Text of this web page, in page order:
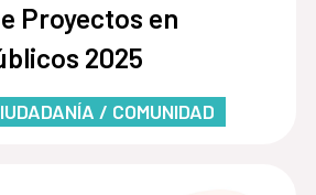
Proyectos en
2025
/ COMUNIDAD